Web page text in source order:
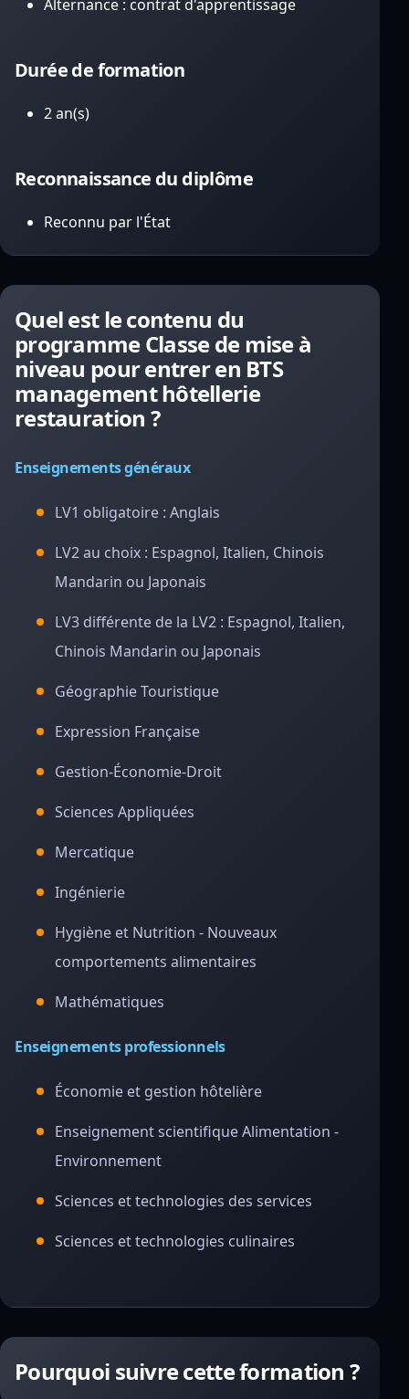
Alternance : contrat d'apprentissage
Durée de formation
2 an(s)
Reconnaissance du diplôme
Reconnu par l'État
Quel est le contenu du
programme Classe de mise à
niveau pour entrer en BTS
management hôtellerie
restauration ?
Enseignements généraux
LV1 obligatoire : Anglais
LV2 au choix : Espagnol, Italien, Chinois
Mandarin ou Japonais
LV3 différente de la LV2 : Espagnol, Italien,
Chinois Mandarin ou Japonais
Géographie Touristique
Expression Française
Gestion-Économie-Droit
Sciences Appliquées
Mercatique
Ingénierie
Hygiène et Nutrition - Nouveaux
comportements alimentaires
Mathématiques
Enseignements professionnels
Économie et gestion hôtelière
Enseignement scientifique Alimentation -
Environnement
Sciences et technologies des services
Sciences et technologies culinaires
Pourquoi suivre cette formation ?